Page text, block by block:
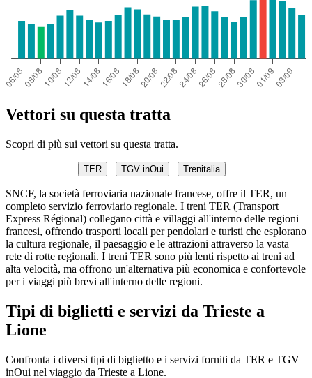
Vettori su questa tratta
Scopri di più sui vettori su questa tratta.
TER TGV inOui Trenitalia
SNCF, la società ferroviaria nazionale francese, offre il TER, un
completo servizio ferroviario regionale. I treni TER (Transport
Express Régional) collegano città e villaggi all'interno delle regioni
francesi, offrendo trasporti locali per pendolari e turisti che esplorano
la cultura regionale, il paesaggio e le attrazioni attraverso la vasta
rete di rotte regionali. I treni TER sono più lenti rispetto ai treni ad
alta velocità, ma offrono un'alternativa più economica e confortevole
per i viaggi più brevi all'interno delle regioni.
Tipi di biglietti e servizi da Trieste a
Lione
Confronta i diversi tipi di biglietto e i servizi forniti da TER e TGV
inOui nel viaggio da Trieste a Lione.